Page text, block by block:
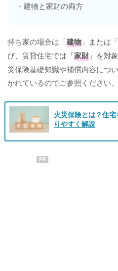
・建物と家財の両方
持ち家の場合は「建物 」または「
び、賃貸住宅では「家財」を対
災保険基礎知識や補償内容につ
かれているのでご参照ください。
火災保険とは？住
りやすく解説
PR